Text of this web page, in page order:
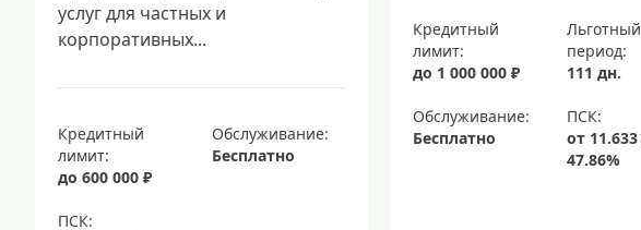
услуг для частных и
корпоративных...
Кредитный
лимит:
до 600 000 ₽
Обслуживание:
Бесплатно
Кредитный
лимит:
до 1 000 000 ₽
Льготный
период:
111 дн.
Обслуживание:
Бесплатно